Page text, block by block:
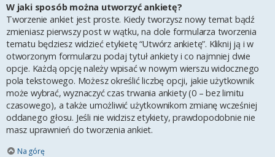
W jaki sposób można utworzyć ankietę?
Tworzenie ankiet jest proste. Kiedy tworzysz nowy temat bądź
zmieniasz pierwszy post w wątku, na dole formularza tworzenia
tematu będziesz widzieć etykietę “Utwórz ankietę”. Kliknij ją i w
otworzonym formularzu podaj tytuł ankiety i co najmniej dwie
opcje. Każdą opcję należy wpisać w nowym wierszu widocznego
pola tekstowego. Możesz określić liczbę opcji, jakie użytkownik
może wybrać, wyznaczyć czas trwania ankiety (0 – bez limitu
czasowego), a także umożliwić użytkownikom zmianę wcześniej
oddanego głosu. Jeśli nie widzisz etykiety, prawdopodobnie nie
masz uprawnień do tworzenia ankiet.
Na górę